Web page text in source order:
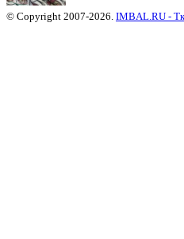
© Copyright 2007-2026. IMBAL.RU -